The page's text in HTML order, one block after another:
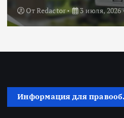
ОтRedactor 3 июля, 2026
Информация для